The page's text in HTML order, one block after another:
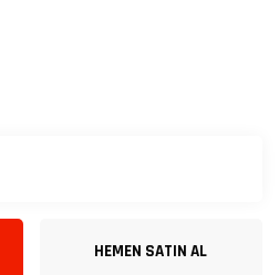
HEMEN SATIN AL